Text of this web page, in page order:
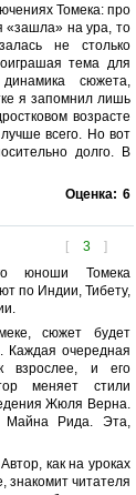
Томека: про
«зашла» на ура, то
не столько
тема для
сюжета,
я запомнил лишь
возрасте
всего. Но вот
долго. В
Оценка: 6
[ 3 ]
юноши Томека
по Индии, Тибету,
сюжет будет
Каждая очередная
взрослее, и его
меняет стили
Жюля Верна.
Майна Рида. Эта,
как на уроках
знакомит читателя